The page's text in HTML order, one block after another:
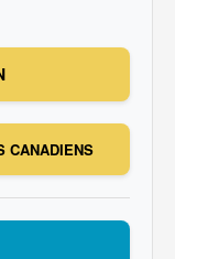
CANADIENS